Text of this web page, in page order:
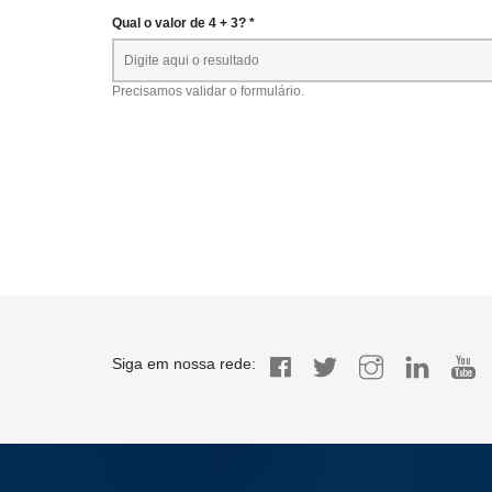
Qual o valor de 4 + 3? *
Precisamos validar o formulário.
Siga em nossa rede: